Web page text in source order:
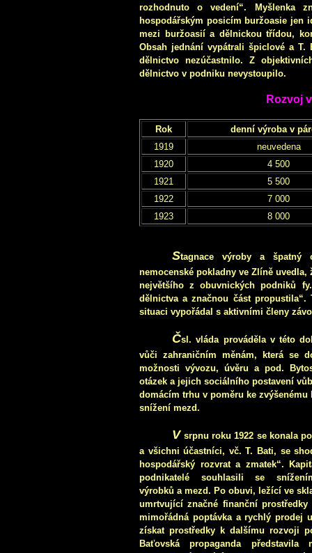
rozhodnuto o vedení“. Myšlenka
hospodářským posicím buržoasie jen
mezi buržoasií a dělnickou třídou,
Obsah jednání vypátrali špiclové a
dělnictvo nezúčastnilo. Z
dělnictvo v podniku nevystoupilo.
Rozvoj
Rok
denní výroba v
1919
neuvedena
1920
4 500
1921
5 500
1922
7 000
1923
8 000
Stagnace výroby a špatný
nemocenské pokladny ve Zlíně
největšího z obuvnických podniků
dělnictva a značnou část
situaci vypořádal s aktivními členy
Čsl. vláda prováděla v této
vůči zahraničním měnám, která se
možnosti vývozu, úvěru a pod.
otázek a jejich sociálního postavení
domácím trhu v poměru ke
snížení mezd.
V srpnu roku 1922 se konala
a všichni účastníci, vč. T. Bati, se
hospodářský rozvrat a zmatek“.
podnikatelé souhlasili se
výrobků a mezd. Po obuvi, ležící ve
umrtvující značné finanční prostředky
mimořádná poptávka a rychlý prodej
získat prostředky k dalšímu rozvoji
Baťovská propaganda představila